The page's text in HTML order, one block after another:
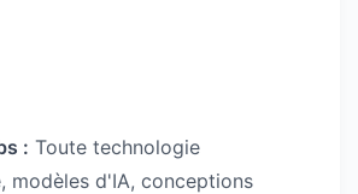
: Toute technologie
modèles d'IA, conceptions